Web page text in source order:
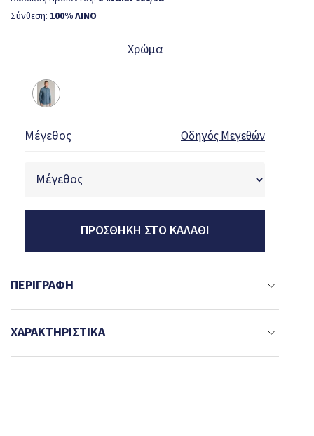
Σύνθεση: 100% ΛΙΝΟ
Χρώμα
Μέγεθος Οδηγός Μεγεθών
ΠΡΟΣΘΉΚΗ ΣΤΟ ΚΑΛΆΘΙ
ΠΕΡΙΓΡΑΦΉ
ΧΑΡΑΚΤΗΡΙΣΤΙΚΆ